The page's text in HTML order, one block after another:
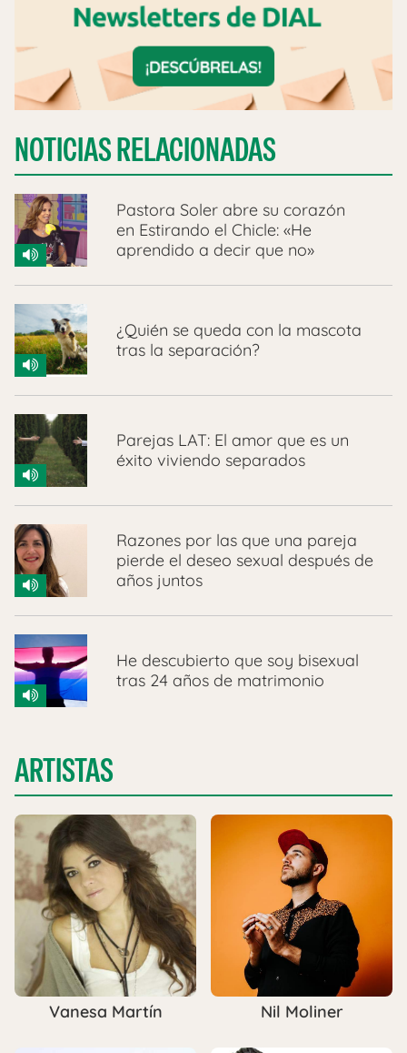
NOTICIAS RELACIONADAS
Pastora Soler abre su corazón
en Estirando el Chicle: «He
aprendido a decir que no»
¿Quién se queda con la mascota
tras la separación?
Parejas LAT: El amor que es un
éxito viviendo separados
Razones por las que una pareja
pierde el deseo sexual después de
años juntos
He descubierto que soy bisexual
tras 24 años de matrimonio
ARTISTAS
Vanesa Martín Nil Moliner